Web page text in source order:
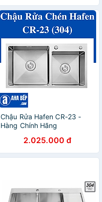
Chậu Rửa Hafen CR-23 -
Hàng Chính Hãng
2.025.000 đ